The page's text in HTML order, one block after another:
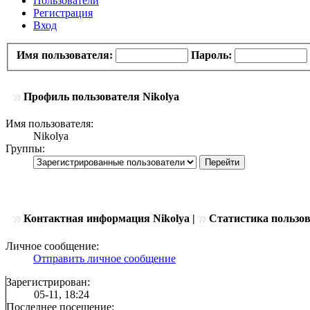
Регистрация
Вход
Имя пользователя: Пароль:
Профиль пользователя Nikolya
Имя пользователя:
Nikolya
Группы:
Контактная информация Nikolya | Статистика
Личное сообщение:
Отправить личное сообщение
Зарегистрирован:
05-11, 18:24
Последнее посещение: